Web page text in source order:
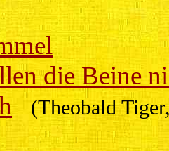
die Beine
(Theobald